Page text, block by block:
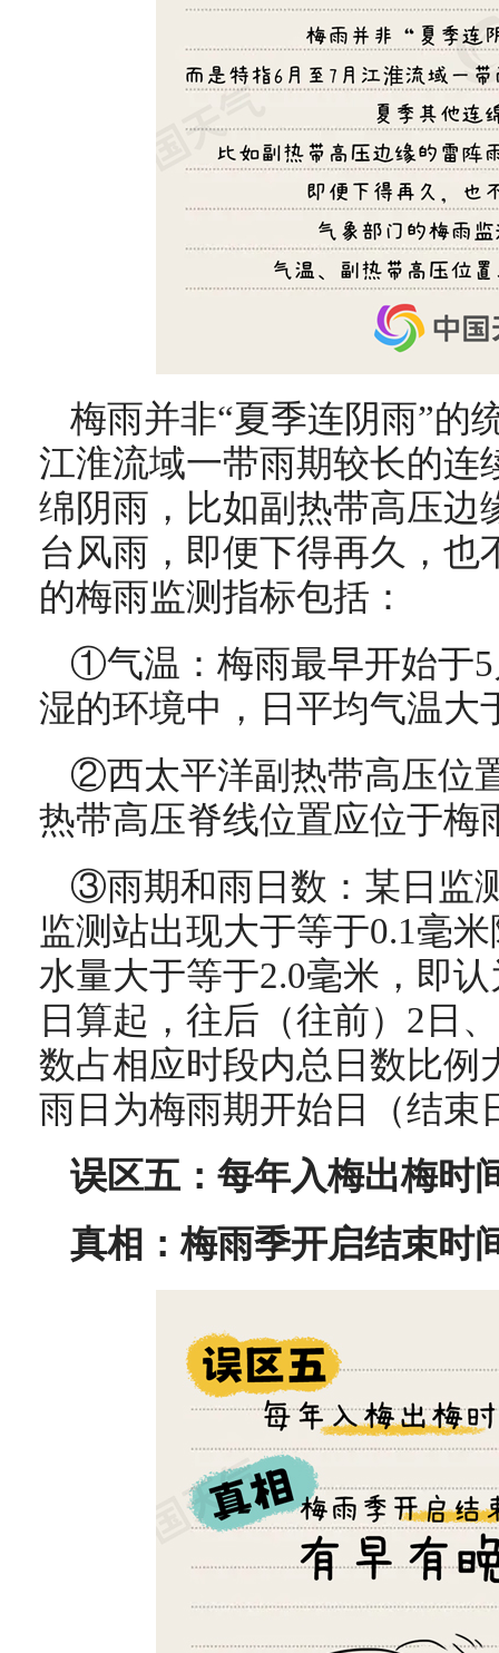
梅雨并非“夏季连阴雨”的
江淮流域一带雨期较长的连
绵阴雨，比如副热带高压边
台风雨，即便下得再久，也
的梅雨监测指标包括：
①气温：梅雨最早开始于
湿的环境中，日平均气温
②西太平洋副热带高压位
热带高压脊线位置应位于梅
③雨期和雨日数：某日监
监测站出现大于等于0.1毫
水量大于等于2.0毫米，即
日算起，往后（往前）2日
数占相应时段内总日数比例
雨日为梅雨期开始日（结束
误区五：每年入梅出梅时
真相：梅雨季开启结束时